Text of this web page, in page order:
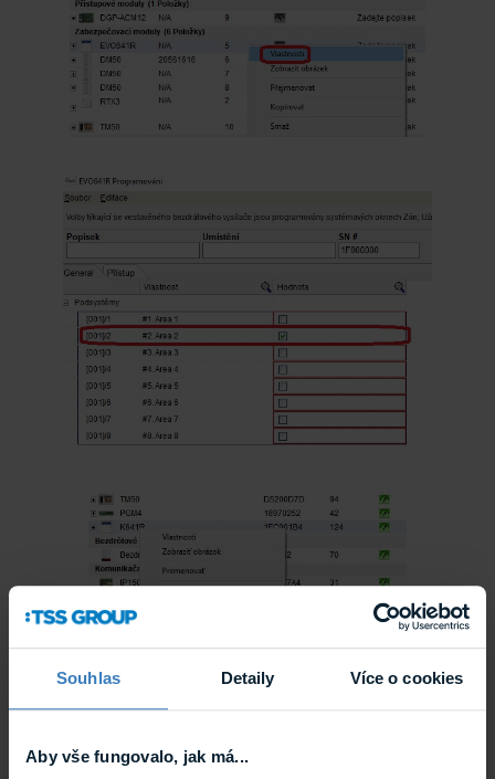
Souhlas Detaily Více o cookies
Aby vše fungovalo, jak má...
Dále vyberte volbu UŽIVATELÉ a na kartě
PODSYSTÉMY KLÁVESNICE v nastaveních KTERÉ